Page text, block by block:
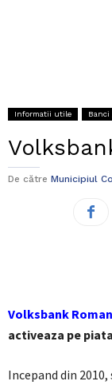
Informatii utile Banci
De către Municipiul
Volksbank
activeaza pe
Incepand din